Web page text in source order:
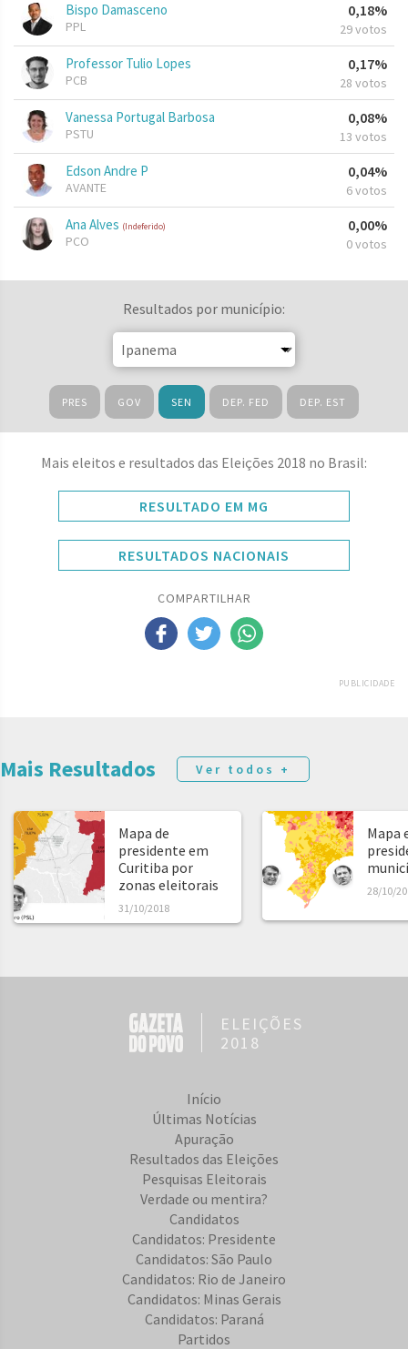
Bispo Damasceno
PPL
0,18%
29 votos
Professor Tulio Lopes
PCB
0,17%
28 votos
Vanessa Portugal Barbosa
PSTU
0,08%
13 votos
Edson Andre P
AVANTE
0,04%
6 votos
Ana Alves (Indeferido)
PCO
0,00%
0 votos
Resultados por município:
PRES GOV SEN DEP. FED DEP. EST
Mais eleitos e resultados das Eleições 2018 no Brasil:
RESULTADO EM MG
RESULTADOS NACIONAIS
COMPARTILHAR
PUBLICIDADE
Mais Resultados Ver todos +
Mapa de
presidente em
Curitiba por
zonas eleitorais
31/10/2018
Mapa
28/10/
ELEIÇÕES
2018
Início
Últimas Notícias
Apuração
Resultados das Eleições
Pesquisas Eleitorais
Verdade ou mentira?
Candidatos
Candidatos: Presidente
Candidatos: São Paulo
Candidatos: Rio de Janeiro
Candidatos: Minas Gerais
Candidatos: Paraná
Partidos